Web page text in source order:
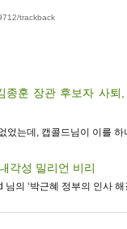
trackback
종훈 장관 후보자 사퇴
었는데, 캡콜드님이 이를
각성 밀리언 비리
의 ‘박근혜 정부의 인사